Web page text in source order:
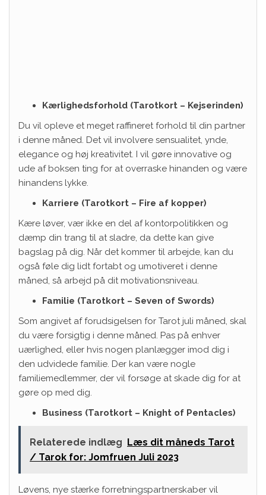
Kærlighedsforhold (Tarotkort – Kejserinden)
Du vil opleve et meget raffineret forhold til din partner
i denne måned. Det vil involvere sensualitet, ynde,
elegance og høj kreativitet. I vil gøre innovative og
ude af boksen ting for at overraske hinanden og være
hinandens lykke.
Karriere (Tarotkort – Fire af kopper)
Kære løver, vær ikke en del af kontorpolitikken og
dæmp din trang til at sladre, da dette kan give
bagslag på dig. Når det kommer til arbejde, kan du
også føle dig lidt fortabt og umotiveret i denne
måned, så arbejd på dit motivationsniveau.
Familie (Tarotkort – Seven of Swords)
Som angivet af forudsigelsen for Tarot juli måned, skal
du være forsigtig i denne måned. Pas på enhver
uærlighed, eller hvis nogen planlægger imod dig i
den udvidede familie. Der kan være nogle
familiemedlemmer, der vil forsøge at skade dig for at
gøre op med dig.
Business (Tarotkort – Knight of Pentacles)
Relaterede indlæg Læs dit måneds Tarot
/ Tarok for: Jomfruen Juli 2023
Løvens, nye stærke forretningspartnerskaber vil